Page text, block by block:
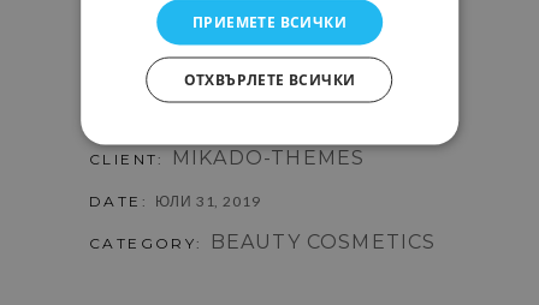
excepturi sint occaecati
cupiditate non provident,
similique sunt in culpa qui.
CLIENT: MIKADO-THEMES
DATE: ЮЛИ 31, 2019
CATEGORY: BEAUTY COSMETICS
ПРИЕМЕТЕ ВСИЧКИ
ОТХВЪРЛЕТЕ ВСИЧКИ